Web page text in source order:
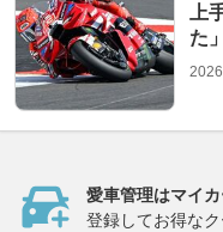
上
た」
愛車管理はマイカ
登録してお得な